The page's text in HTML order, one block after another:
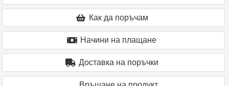
Как да поръчам
Начини на плащане
Доставка на поръчки